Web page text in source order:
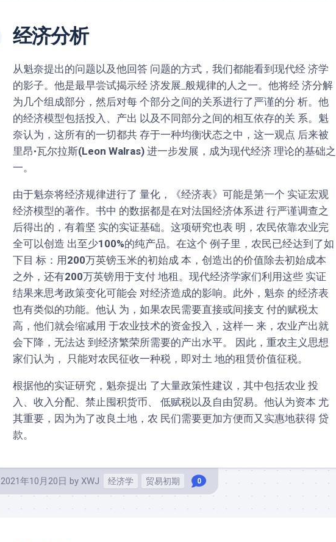
经济分析
从魁奈提出的问题以及他回答 问题的方式，我们都能看到现代经 济学
的影子。他是最早尝试揭示经 济发展_般规律的人之一。他将经 济分解
为几个组成部分，然后对每 个部分之间的关系进行了严谨的分 析。他
的经济模型包括投入、产出 以及不同部分之间的相互依存的关 系。魁
奈认为，这所有的一切都共 存于一种均衡状态之中，这一观点 后来被
里昂•瓦尔拉斯(Leon Wal­ras) 进一步发展，成为现代经济 理论的基础之
一。
由于魁奈将经济规律进行了 量化，《经济表》可能是第一个 实证宏观
经济模型的著作。书中 的数据都是在对法国经济体系进 行严谨调查之
后得出的，有着坚 实的实证基础。这项研究也表 明，农民依靠农业完
全可以创造 出至少100%的纯产品。在这个 例子里，农民已经达到了如
下目 标：用 200万英镑玉米的初始成 本，创造出的价值除去初始成本
之外，还有200万英镑用于支付 地租。现代经济学家们利用这些 实证
结果来思考政策变化可能会 对经济造成的影响。此外，魁奈 的经济表
也有类似的功能。他认 为，如果农民需要直接或间接支 付的赋税太
高，他们就会缩减用 于农业技术的资金投入，这样一 来，农业产出就
会下降，无法达 到经济繁荣所需要的产出水平。 因此，重农主义思想
家们认为， 只能对农民征收一种税，即对土 地的租赁价值征税。
根据他的实证研究，魁奈提出 了大量政策性建议，其中包括农业 投
入、收入分配、禁止囤积货币、 低赋税以及自由贸易。他认为资本 尤
其重要，因为为了改良土地，农 民们需要更加方便而又实惠地获得 贷
款。
2021年10月20日 by XWJ 经济学 贸易初期 0